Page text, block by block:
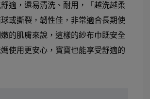
適，還易清洗、耐用，「越洗越柔
或撕裂，韌性佳，非常適合長期使
的肌膚來說，這樣的紗布巾既安全
使用更安心，寶寶也能享受舒適的